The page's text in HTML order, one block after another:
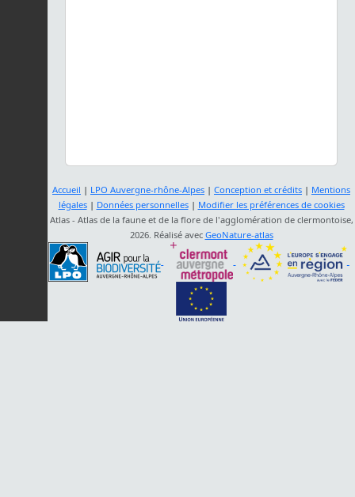
Accueil | LPO Auvergne-rhône-Alpes | Conception et crédits | Mentions
légales| Données personnelles| Modifier les préférences de cookies
Atlas - Atlas de la faune et de la flore de l'agglomération de clermontoise,
2026. Réalisé avec GeoNature-atlas